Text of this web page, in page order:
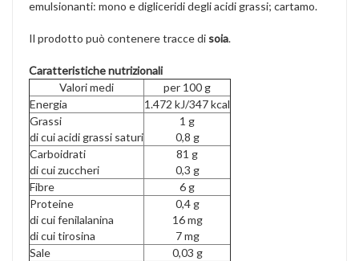
emulsionanti: mono e digliceridi degli acidi grassi; cartamo.
Il prodotto può contenere tracce di soia.
Caratteristiche nutrizionali
Valori medi
per 100 g
Energia
1.472 kJ/347 kcal
Grassi
di cui acidi grassi saturi
1 g
0,8 g
Carboidrati
di cui zuccheri
81 g
0,3 g
Fibre
6 g
Proteine
di cui fenilalanina
di cui tirosina
0,4 g
16 mg
7 mg
Sale
0,03 g